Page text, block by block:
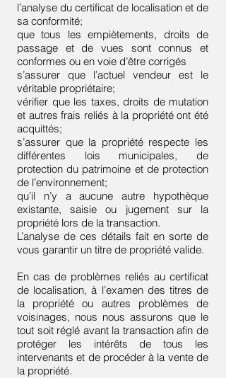
l’analyse du certificat de localisation et de
sa conformité;
que tous les empiètements, droits de
passage et de vues sont connus et
conformes ou en voie d’être corrigés
s’assurer que l’actuel vendeur est le
véritable propriétaire;
vérifier que les taxes, droits de mutation
et autres frais reliés à la propriété ont été
acquittés;
s’assurer que la propriété respecte les
différentes lois municipales, de
protection du patrimoine et de protection
de l’environnement;
qu’il n’y a aucune autre hypothèque
existante, saisie ou jugement sur la
propriété lors de la transaction.
L’analyse de ces détails fait en sorte de
vous garantir un titre de propriété valide.
En cas de problèmes reliés au certificat
de localisation, à l’examen des titres de
la propriété ou autres problèmes de
voisinages, nous nous assurons que le
tout soit réglé avant la transaction afin de
protéger les intérêts de tous les
intervenants et de procéder à la vente de
la propriété.